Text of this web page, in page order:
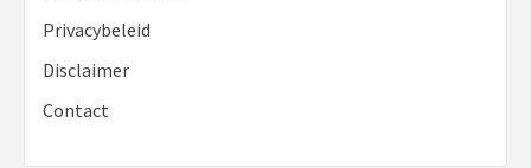
Privacybeleid
Disclaimer
Contact